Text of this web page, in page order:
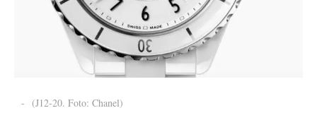
- (J12-20. Foto: Chanel)